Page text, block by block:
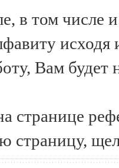
в том числе
исходя
Вам будет
странице
страницу,